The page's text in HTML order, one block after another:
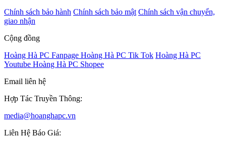
Chính sách bảo hành Chính sách bảo mật Chính sách vận chuyển,
giao nhận
Cộng đồng
Hoàng Hà PC Fanpage Hoàng Hà PC Tik Tok Hoàng Hà PC
Youtube Hoàng Hà PC Shopee
Email liên hệ
Hợp Tác Truyền Thông:
media@hoanghapc.vn
Liên Hệ Báo Giá: